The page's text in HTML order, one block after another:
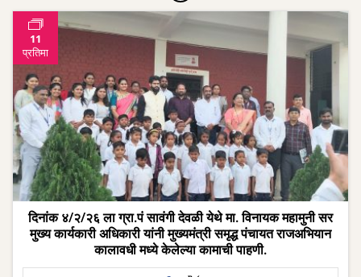
11
प्रतिमा
दिनांक ४/२/२६ ला ग्रा.पं सावंगी देवळी येथे मा. विनायक महामुनी सर
मुख्य कार्यकारी अधिकारी यांनी मुख्यमंत्री समृद्ध पंचायत राजअभियान
कालावधी मध्ये केलेल्या कामाची पाहणी.